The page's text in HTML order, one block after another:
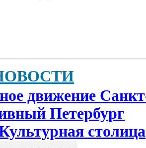
движение
Петербург
столица